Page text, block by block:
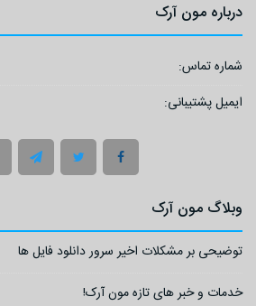
درباره مون آرک
شماره تماس:
ایمیل پشتیبانی:
وبلاگ مون آرک
توضیحی بر مشکلات اخیر سرور دانلود فایل ها
خدمات و خبر های تازه مون آرک!